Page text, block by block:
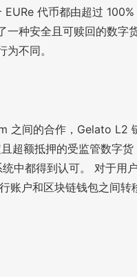
EURe 代币都由超过 100%
一种安全且可赎回的数字
不同。
之间的合作，Gelato L2
超额抵押的受监管数字货
中都得到认可。 对于用
账户和区块链钱包之间转